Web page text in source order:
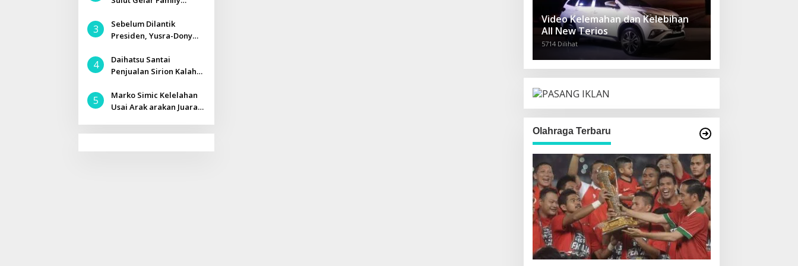
Tomohon
3
Sebelum Dilantik
Presiden, Yusra-Dony
4
Daihatsu Santai
Penjualan Sirion Kalah
5
Marko Simic Kelelahan
Usai Arak arakan Juara
Video Kelemahan dan Kelebihan
All New Terios
5714 Dilihat
Olahraga Terbaru